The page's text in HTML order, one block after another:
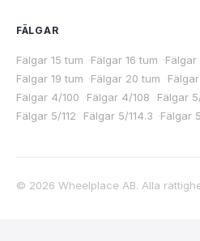
FÄLGAR
Fälgar 15 tum ·Fälgar 16 tum ·Fälgar
Fälgar 19 tum ·Fälgar 20 tum ·
Fälgar 4/100 ·Fälgar 4/108 ·Fälgar
Fälgar 5/112 ·Fälgar 5/114.3 ·Fälgar
© 2026 Wheelplace AB. Alla